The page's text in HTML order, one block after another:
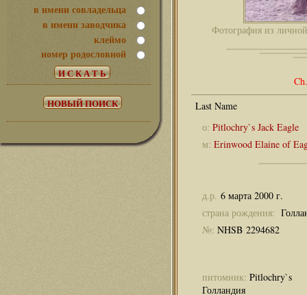
в имени совладельца
в имени заводчика
клеймо
номер родословной
Фотография из
о: Pitlochry`s Jack Eagle
м: Erinwood Elaine of
д.р. 6 марта 2000 г.
страна рождения:
№: NHSB 2294682
питомник: Pitlochry`s
Голландия